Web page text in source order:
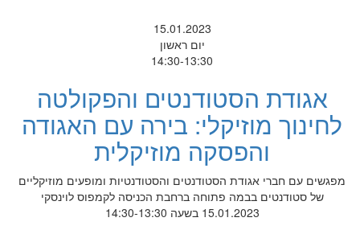
15.01.2023
יום ראשון
14:30-13:30
אגודת הסטודנטים והפקולטה
לחינוך מוזיקלי: בירה עם האגודה
והפסקה מוזיקלית
מפגשים עם חברי אגודת הסטודנטים והסטודנטיות ומופעים מוזיקליים
של סטודנטים בבמה פתוחה ברחבת הכניסה לקמפוס לוינסקי
15.01.2023 בשעה 14:30-13:30